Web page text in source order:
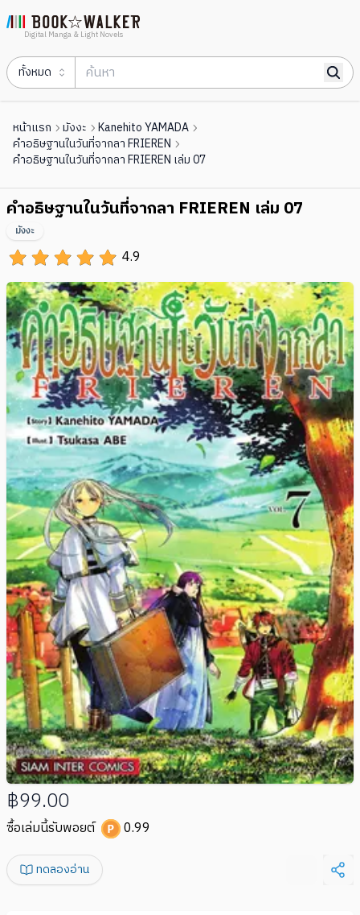
Digital Manga & Light Novels
ทั้งหมด
หน้าแรก มังงะ
Kanehito YAMADA
คำอธิษฐานในวันที่จากลา FRIEREN
คำอธิษฐานในวันที่จากลา FRIEREN เล่ม 07
คำอธิษฐานในวันที่จากลา FRIEREN เล่ม 07
4.9
มังงะ
฿99.00
ซื้อเล่มนี้รับพอยต์ 0.99
ทดลองอ่าน